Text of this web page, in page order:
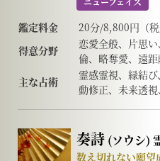
鑑定料金
20分/8,800円（税
得意分野
恋愛全般、片思
倫、略奪愛、遠
離婚、夫婦問題
介護、仕事全般
主な占術
霊感霊視、縁結
動修正、未来透
奏詩 (ソウシ)
数え切れない願望